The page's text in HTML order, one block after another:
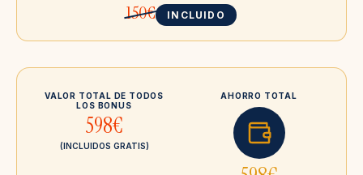
150€ INCLUIDO
VALOR TOTAL DE TODOS
LOS BONUS
598€
(INCLUIDOS GRATIS)
AHORRO TOTAL